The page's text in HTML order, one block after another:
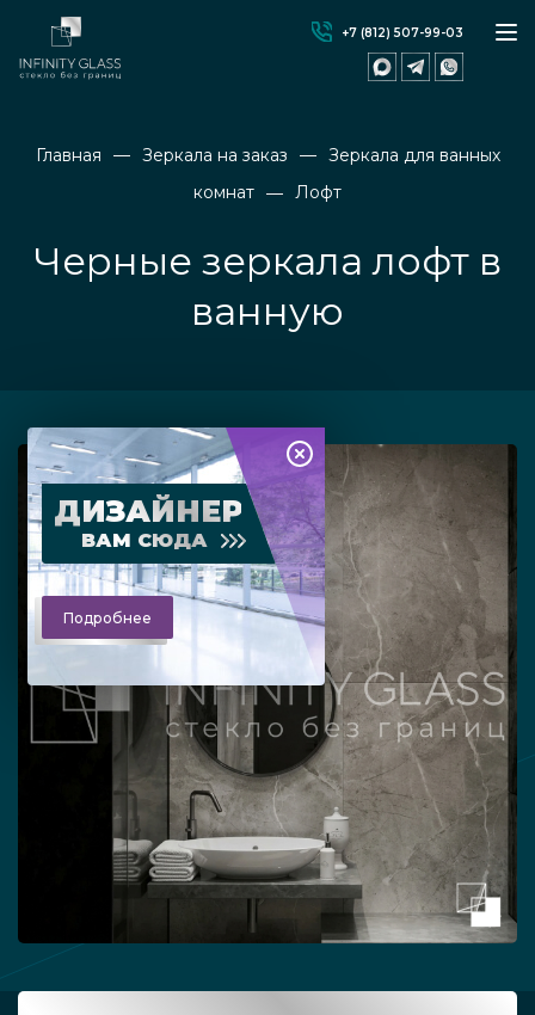
+7 (812) 507-99-03
Главная Зеркала на заказ
Зеркала для ванных
комнат
Лофт
Черные зеркала лофт в
ванную
ДИЗАЙНЕР
ВАМ СЮДА
Подробнее